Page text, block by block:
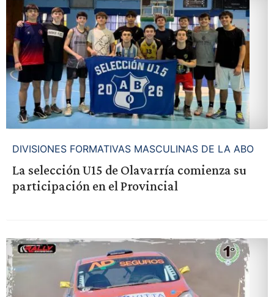
DIVISIONES FORMATIVAS MASCULINAS DE LA ABO
La selección U15 de Olavarría comienza su
participación en el Provincial